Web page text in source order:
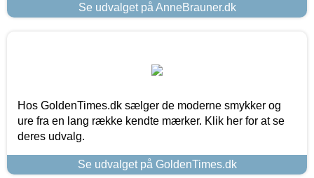
Se udvalget på AnneBrauner.dk
Hos GoldenTimes.dk sælger de moderne smykker og
ure fra en lang række kendte mærker. Klik her for at se
deres udvalg.
Se udvalget på GoldenTimes.dk